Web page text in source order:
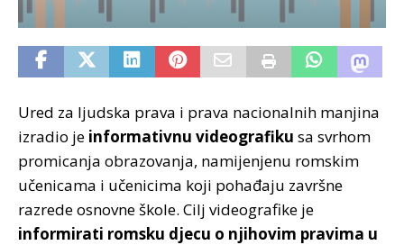
Ured za ljudska prava i prava nacionalnih manjina
izradio je informativnu videografiku sa svrhom
promicanja obrazovanja, namijenjenu romskim
učenicama i učenicima koji pohađaju završne
razrede osnovne škole. Cilj videografike je
informirati romsku djecu o njihovim pravima u